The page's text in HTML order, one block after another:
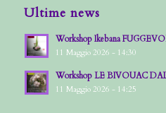
Ultime news
Workshop Ikebana
11 Maggio 2026 - 14:30
Workshop LE BIVOUAC
11 Maggio 2026 - 14:25